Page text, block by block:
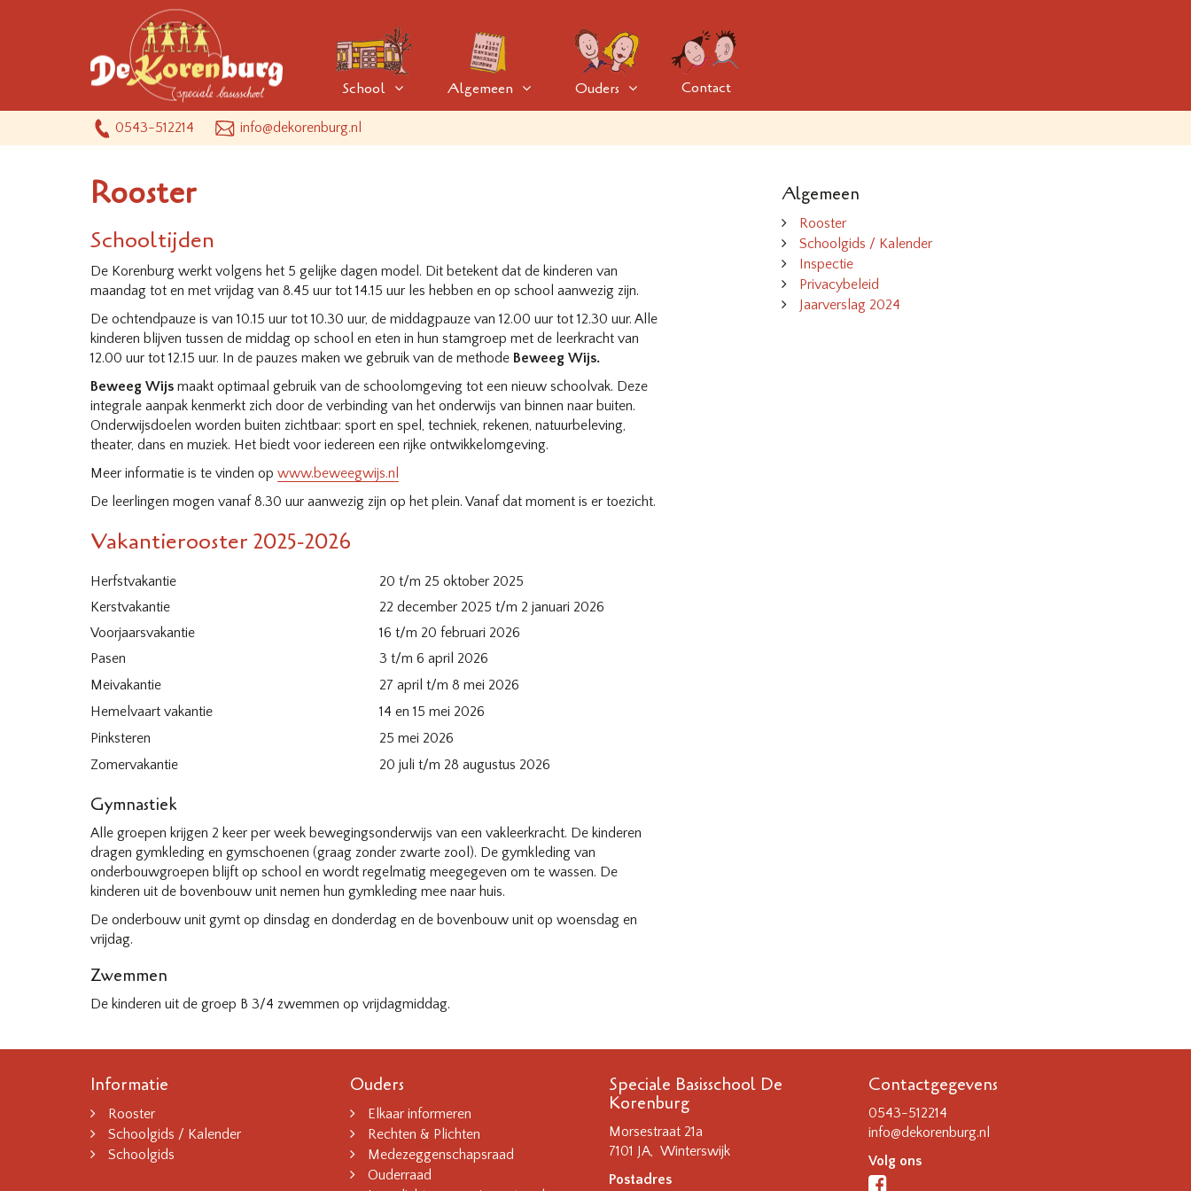
School Algemeen Ouders Contact
0543-512214 info@dekorenburg.nl
Rooster
Schooltijden
De Korenburg werkt volgens het 5 gelijke dagen model. Dit betekent dat de kinderen van
maandag tot en met vrijdag van 8.45 uur tot 14.15 uur les hebben en op school aanwezig zijn.
De ochtendpauze is van 10.15 uur tot 10.30 uur, de middagpauze van 12.00 uur tot 12.30 uur. Alle
kinderen blijven tussen de middag op school en eten in hun stamgroep met de leerkracht van
12.00 uur tot 12.15 uur. In de pauzes maken we gebruik van de methode Beweeg Wijs.
Beweeg Wijs maakt optimaal gebruik van de schoolomgeving tot een nieuw schoolvak. Deze
integrale aanpak kenmerkt zich door de verbinding van het onderwijs van binnen naar buiten.
Onderwijsdoelen worden buiten zichtbaar: sport en spel, techniek, rekenen, natuurbeleving,
theater, dans en muziek. Het biedt voor iedereen een rijke ontwikkelomgeving.
Meer informatie is te vinden op www.beweegwijs.nl
De leerlingen mogen vanaf 8.30 uur aanwezig zijn op het plein. Vanaf dat moment is er toezicht.
Vakantierooster 2025-2026
Herfstvakantie
20 t/m 25 oktober 2025
Kerstvakantie
22 december 2025 t/m 2 januari 2026
Voorjaarsvakantie
16 t/m 20 februari 2026
Pasen
3 t/m 6 april 2026
Meivakantie
27 april t/m 8 mei 2026
Hemelvaart vakantie
14 en 15 mei 2026
Pinksteren
25 mei 2026
Zomervakantie
20 juli t/m 28 augustus 2026
Gymnastiek
Alle groepen krijgen 2 keer per week bewegingsonderwijs van een vakleerkracht. De kinderen
dragen gymkleding en gymschoenen (graag zonder zwarte zool). De gymkleding van
onderbouwgroepen blijft op school en wordt regelmatig meegegeven om te wassen. De
kinderen uit de bovenbouw unit nemen hun gymkleding mee naar huis.
De onderbouw unit gymt op dinsdag en donderdag en de bovenbouw unit op woensdag en
vrijdag.
Zwemmen
De kinderen uit de groep B 3/4 zwemmen op vrijdagmiddag.
Algemeen
Rooster
Schoolgids / Kalender
Inspectie
Privacybeleid
Jaarverslag 2024
Informatie
Rooster
Schoolgids / Kalender
Schoolgids
Ouders
Elkaar informeren
Rechten & Plichten
Medezeggenschapsraad
Ouderraad
Speciale Basisschool De
Korenburg
Morsestraat 21a
7101 JA, Winterswijk
Postadres
Contactgegevens
0543-512214
info@dekorenburg.nl
Volg ons